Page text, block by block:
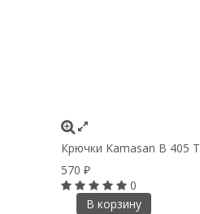
Крючки Kamasan B 405
570 ₽
0
В корзину